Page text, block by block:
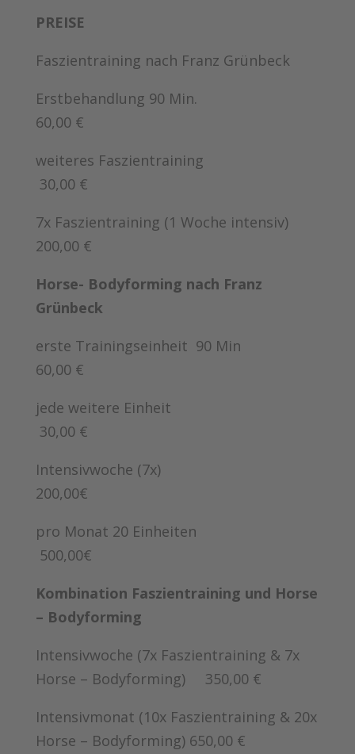
PREISE
Faszientraining nach Franz Grünbeck
Erstbehandlung 90 Min.
60,00 €
weiteres Faszientraining
30,00 €
7x Faszientraining (1 Woche intensiv)
200,00 €
Horse- Bodyforming nach Franz
Grünbeck
erste Trainingseinheit 90 Min
60,00 €
jede weitere Einheit
30,00 €
Intensivwoche (7x)
200,00€
pro Monat 20 Einheiten
500,00€
Kombination Faszientraining und Horse
– Bodyforming
Intensivwoche (7x Faszientraining & 7x
Horse – Bodyforming) 350,00 €
Intensivmonat (10x Faszientraining & 20x
Horse – Bodyforming) 650,00 €